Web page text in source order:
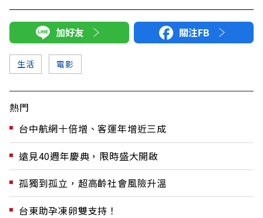
加好友 關注FB
生活 電影
熱門
台中航網十倍增、客運年增近三成
遠見40週年慶典，限時盛大開啟
孤獨到孤立，超高齡社會風險升溫
台東助孕凍卵雙支持！